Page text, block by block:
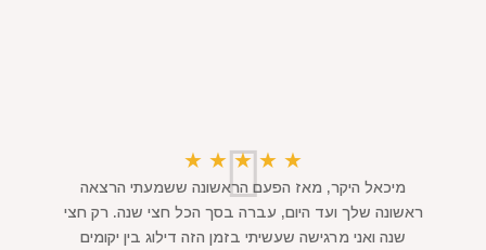
★
★
★
★
★
מיכאל היקר, מאז הפעם הראשונה ששמעתי הרצאה
ראשונה שלך ועד היום, עברה בסך הכל חצי שנה. רק חצי
שנה ואני מרגישה שעשיתי בזמן הזה דילוג בין יקומים